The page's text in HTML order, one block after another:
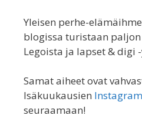
Yleisen perhe-
blogissa turistaan
Legoista ja lapset & digi
Samat aiheet ovat
Isäkuukausien
seuraamaan!